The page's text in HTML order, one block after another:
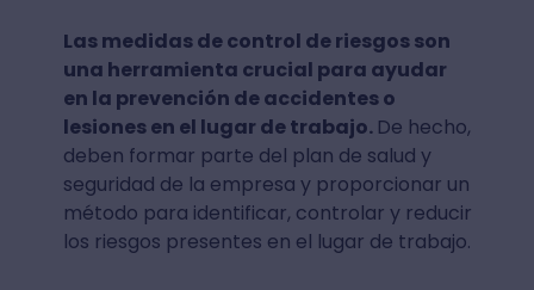
Las medidas de control de riesgos son
una herramienta crucial para ayudar
en la prevención de accidentes o
lesiones en el lugar de trabajo. De hecho,
deben formar parte del plan de salud y
seguridad de la empresa y proporcionar un
método para identificar, controlar y reducir
los riesgos presentes en el lugar de trabajo.